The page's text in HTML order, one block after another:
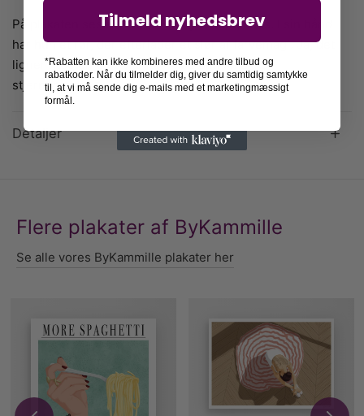
På plakaten ses en kvinde i en yndefuld dans. I sin hånd
har hun et rør, der efterlader et slør af farvemagi. Ja, det
ligner næsten en tryllestav mod den smukke
stjernehimmel.
Detaljer
Flere plakater af ByKammille
Se alle vores ByKammille plakater her
Tilmeld nyhedsbrev
*Rabatten kan ikke kombineres med andre tilbud og
rabatkoder. Når du tilmelder dig, giver du samtidig samtykke
til, at vi må sende dig e-mails med et marketingmæssigt
formål.